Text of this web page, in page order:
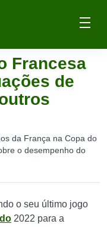
Francesa
de
da França na Copa do
o desempenho do
o seu último jogo
2022 para a